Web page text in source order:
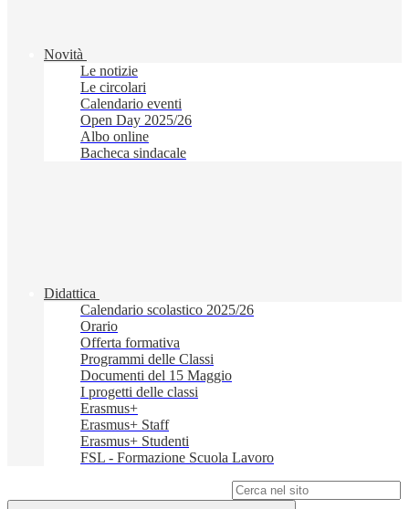
Novità
Le notizie
Le circolari
Calendario eventi
Open Day 2025/26
Albo online
Bacheca sindacale
Didattica
Calendario scolastico 2025/26
Orario
Offerta formativa
Programmi delle Classi
Documenti del 15 Maggio
I progetti delle classi
Erasmus+
Erasmus+ Staff
Erasmus+ Studenti
FSL - Formazione Scuola Lavoro